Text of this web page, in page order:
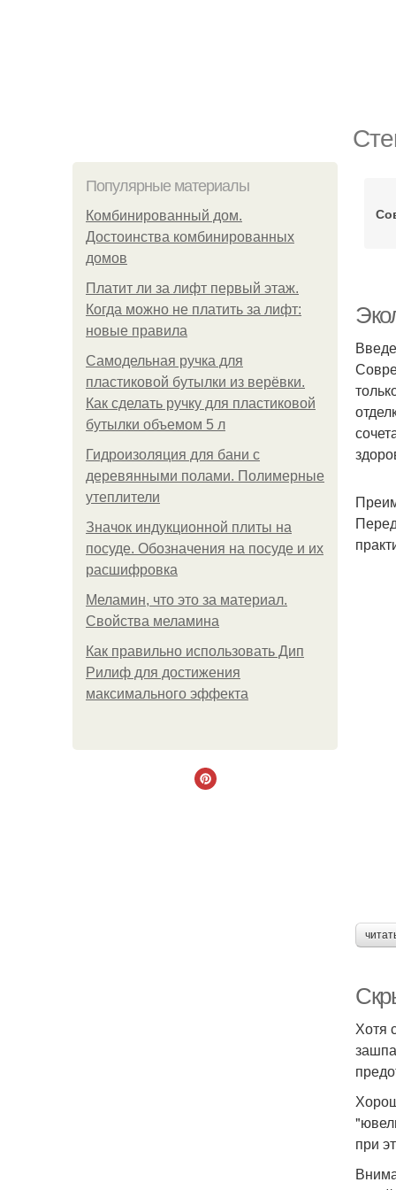
Популярные материалы
Комбинированный дом.
Достоинства комбинированных
домов
Платит ли за лифт первый этаж.
Когда можно не платить за лифт:
новые правила
Самодельная ручка для
пластиковой бутылки из верёвки.
Как сделать ручку для пластиковой
бутылки объемом 5 л
Гидроизоляция для бани с
деревянными полами. Полимерные
утеплители
Значок индукционной плиты на
посуде. Обозначения на посуде и их
расшифровка
Меламин, что это за материал.
Свойства меламина
Как правильно использовать Дип
Рилиф для достижения
максимального эффекта
Хотя
при